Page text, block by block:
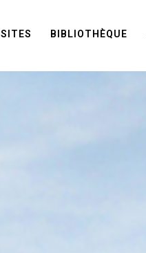
SITES BIBLIOTHÈQUE